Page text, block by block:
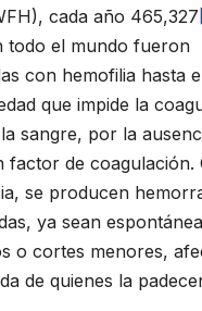
cada año 465,327
todo el mundo fueron
con hemofilia hasta
que impide la
sangre, por la
factor de coagulación.
se producen
ya sean
o cortes menores,
de quienes la